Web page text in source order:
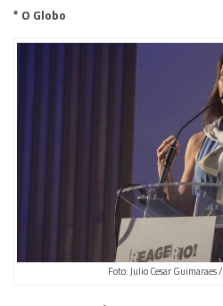
* O Globo
Foto: Julio Cesar Guimaraes